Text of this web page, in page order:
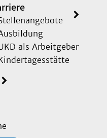
als Arbeitgeber